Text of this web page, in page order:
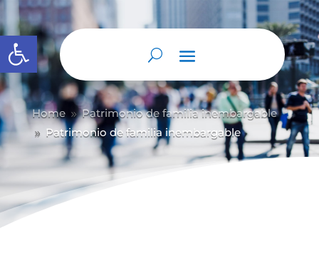
Abrir barra de herramientas
Home 9 Patrimonio de familia inembargable
9 Patrimonio de familia inembargable